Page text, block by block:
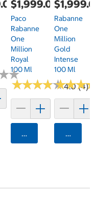
★
★
$1,999.00
Paco
Rabanne
One
Million
Royal
100 Ml
★★★★★
★★★★★4.0 (4)
Agregar
Rabanne
One
Million
Gold
Intense
100 Ml
★★★
★★★